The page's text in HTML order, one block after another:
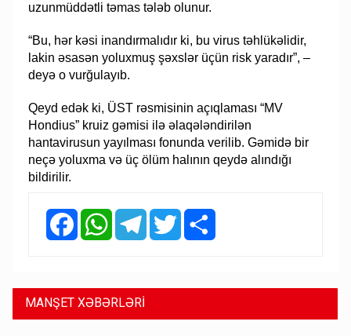
uzunmüddətli təmas tələb olunur.
“Bu, hər kəsi inandırmalıdır ki, bu virus təhlükəlidir,
lakin əsasən yoluxmuş şəxslər üçün risk yaradır”, –
deyə o vurğulayıb.
Qeyd edək ki, ÜST rəsmisinin açıqlaması “MV
Hondius” kruiz gəmisi ilə əlaqələndirilən
hantavirusun yayılması fonunda verilib. Gəmidə bir
neçə yoluxma və üç ölüm halının qeydə alındığı
bildirilir.
FacebookWhatsAppTelegramTwitter
MANŞET XƏBƏRLƏRİ